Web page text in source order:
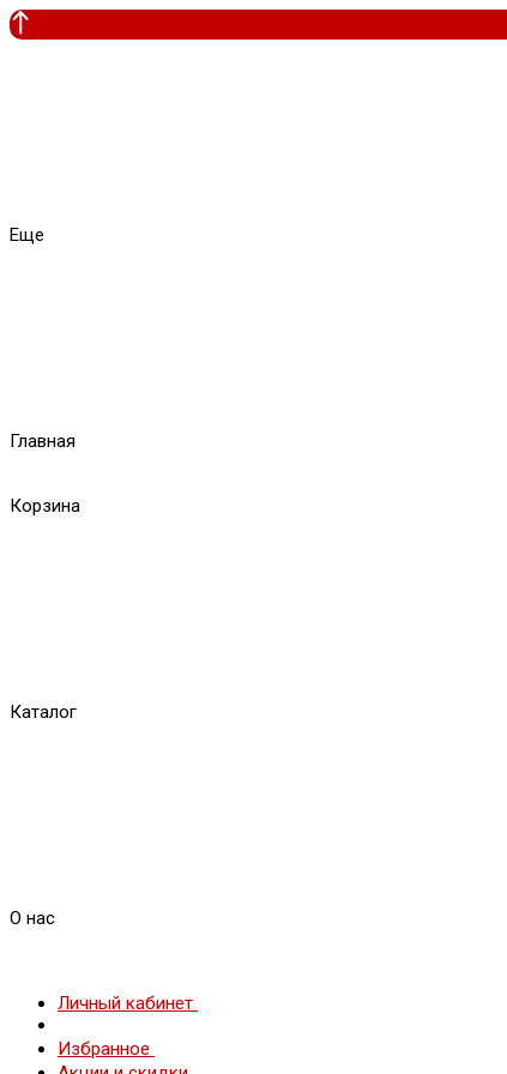
Еще
Главная
Корзина
Каталог
О нас
Личный кабинет
Избранное